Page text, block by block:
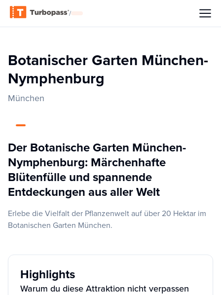
/
Botanischer Garten München-
Nymphenburg
München
Der Botanische Garten München-
Nymphenburg: Märchenhafte
Blütenfülle und spannende
Entdeckungen aus aller Welt
Erlebe die Vielfalt der Pflanzenwelt auf über 20 Hektar im
Botanischen Garten München.
Highlights
Warum du diese Attraktion nicht verpassen